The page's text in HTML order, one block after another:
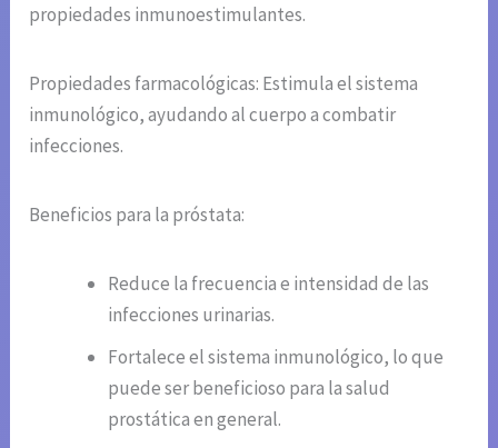
propiedades inmunoestimulantes.
Propiedades farmacológicas: Estimula el sistema
inmunológico, ayudando al cuerpo a combatir
infecciones.
Beneficios para la próstata:
Reduce la frecuencia e intensidad de las
infecciones urinarias.
Fortalece el sistema inmunológico, lo que
puede ser beneficioso para la salud
prostática en general.